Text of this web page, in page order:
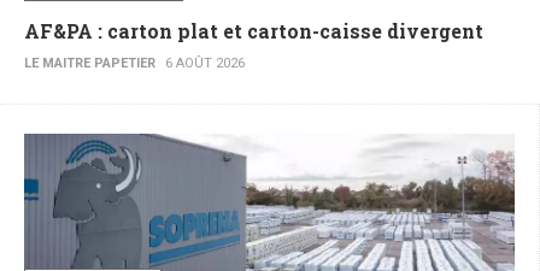
AF&PA : carton plat et carton-caisse divergent
LE MAITRE PAPETIER 6 AOÛT 2026